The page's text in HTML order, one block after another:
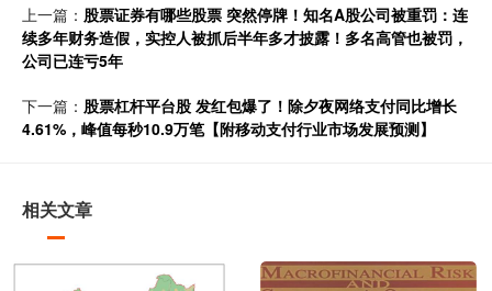
上一篇： 股票证券有哪些股票 突然停牌！知名A股公司被重罚：连
续多年财务造假，实控人被抓后半年多才披露！多名高管也被罚，
公司已连亏5年
下一篇： 股票杠杆平台股 发红包爆了！除夕夜网络支付同比增长
4.61%，峰值每秒10.9万笔【附移动支付行业市场发展预测】
相关文章